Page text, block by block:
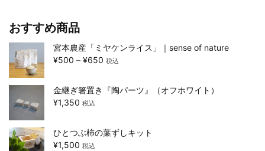
おすすめ商品
宮本農産「ミヤケンライス」｜sense of nature
¥500 – ¥650 税込
金継ぎ箸置き『陶パーツ』（オフホワイト）
¥1,350 税込
ひとつぶ柿の葉ずしキット
¥1,500 税込